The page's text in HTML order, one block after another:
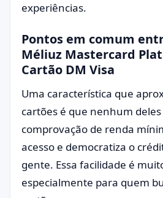
experiências.
Pontos em comum
Méliuz Mastercard
Cartão DM Visa
Uma característica que
cartões é que nenhum
comprovação de renda
acesso e democratiza o
gente. Essa facilidade é
especialmente para quem